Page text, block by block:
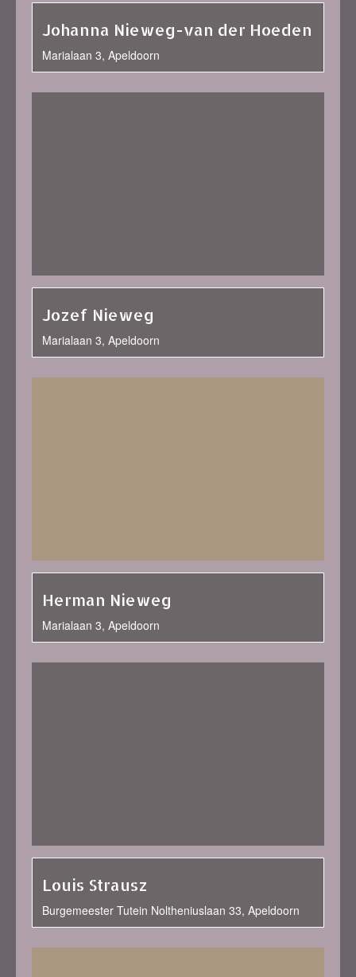
Johanna Nieweg-van der Hoeden
Marialaan 3, Apeldoorn
Jozef Nieweg
Marialaan 3, Apeldoorn
Herman Nieweg
Marialaan 3, Apeldoorn
Louis Strausz
Burgemeester Tutein Noltheniuslaan 33, Apeldoorn